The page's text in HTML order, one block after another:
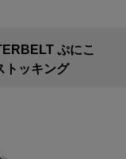
ぷにこ
トッキング